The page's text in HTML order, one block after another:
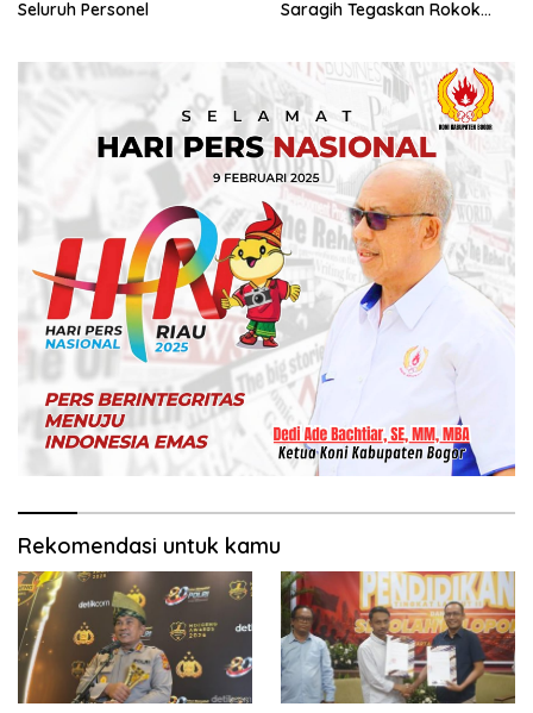
Seluruh Personel
Saragih Tegaskan Rokok
Rekomendasi untuk kamu